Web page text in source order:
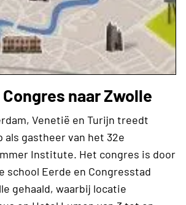
naar Zwolle
Venetië en Turijn treedt
als gastheer van het 32e
Institute. Het congres is door
school Eerde en Congresstad
gehaald, waarbij locatie